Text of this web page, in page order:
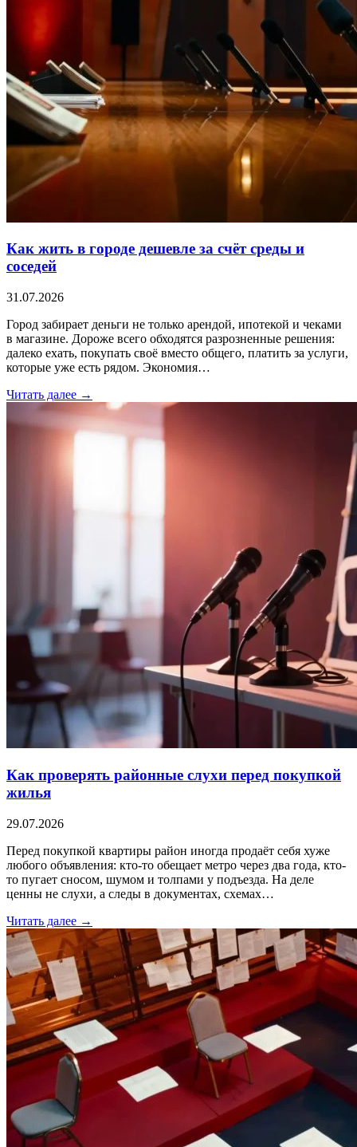
Как жить в городе дешевле за счёт среды и
соседей
31.07.2026
Город забирает деньги не только арендой, ипотекой и чеками
в магазине. Дороже всего обходятся разрозненные решения:
далеко ехать, покупать своё вместо общего, платить за услуги,
которые уже есть рядом. Экономия…
Читать далее →
Как проверять районные слухи перед покупкой
жилья
29.07.2026
Перед покупкой квартиры район иногда продаёт себя хуже
любого объявления: кто-то обещает метро через два года, кто-
то пугает сносом, шумом и толпами у подъезда. На деле
ценны не слухи, а следы в документах, схемах…
Читать далее →